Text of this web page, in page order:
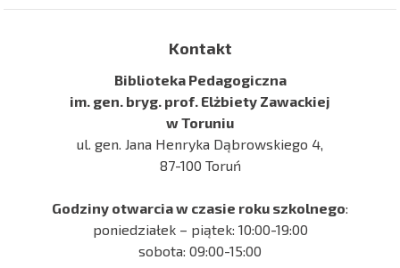
Kontakt
Biblioteka Pedagogiczna
im. gen. bryg. prof. Elżbiety Zawackiej
w Toruniu
ul. gen. Jana Henryka Dąbrowskiego 4,
87-100 Toruń
Godziny otwarcia w czasie roku szkolnego:
poniedziałek – piątek: 10:00-19:00
sobota: 09:00-15:00